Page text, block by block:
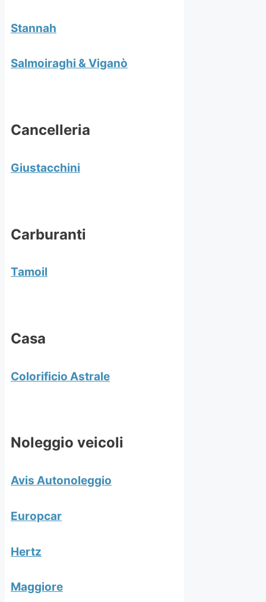
Stannah
Salmoiraghi & Viganò
Cancelleria
Giustacchini
Carburanti
Tamoil
Casa
Colorificio Astrale
Noleggio veicoli
Avis Autonoleggio
Europcar
Hertz
Maggiore